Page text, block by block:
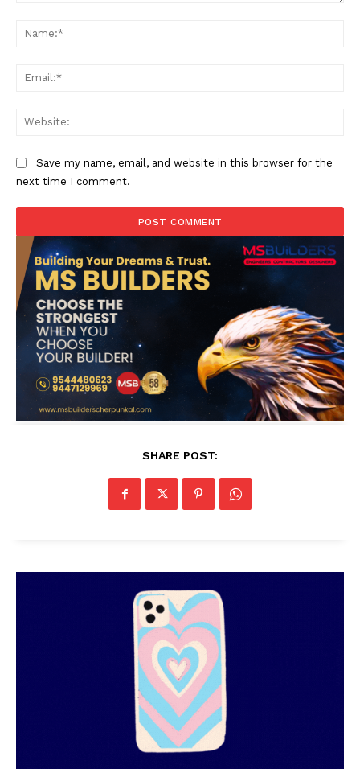
Save my name, email, and website in this browser for the
next time I comment.
SHARE POST: